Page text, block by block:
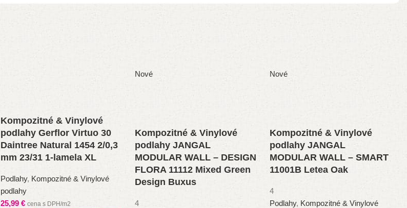
Kompozitné & Vinylové
podlahy Gerflor Virtuo 30
Daintree Natural 1454 2/0,3
mm 23/31 1-lamela XL
Podlahy, Kompozitné & Vinylové
podlahy
25,99 € cena s DPH/m2
Nové
Kompozitné & Vinylové
podlahy JANGAL
MODULAR WALL – DESIGN
FLORA 11112 Mixed Green
Design Buxus
4
Nové
Kompozitné & Vinylové
podlahy JANGAL
MODULAR WALL – SMART
11001B Letea Oak
4
Podlahy, Kompozitné & Vinylové